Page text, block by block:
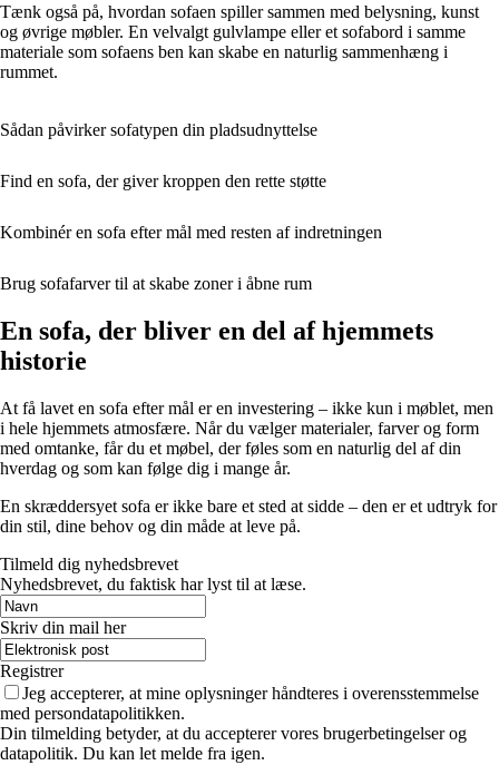
Tænk også på, hvordan sofaen spiller sammen med belysning, kunst
og øvrige møbler. En velvalgt gulvlampe eller et sofabord i samme
materiale som sofaens ben kan skabe en naturlig sammenhæng i
rummet.
Sådan påvirker sofatypen din pladsudnyttelse
Find en sofa, der giver kroppen den rette støtte
Kombinér en sofa efter mål med resten af indretningen
Brug sofafarver til at skabe zoner i åbne rum
En sofa, der bliver en del af hjemmets
historie
At få lavet en sofa efter mål er en investering – ikke kun i møblet, men
i hele hjemmets atmosfære. Når du vælger materialer, farver og form
med omtanke, får du et møbel, der føles som en naturlig del af din
hverdag og som kan følge dig i mange år.
En skræddersyet sofa er ikke bare et sted at sidde – den er et udtryk for
din stil, dine behov og din måde at leve på.
Tilmeld dig nyhedsbrevet
Nyhedsbrevet, du faktisk har lyst til at læse.
Skriv din mail her
Registrer
Jeg accepterer, at mine oplysninger håndteres i overensstemmelse
med persondatapolitikken.
Din tilmelding betyder, at du accepterer vores brugerbetingelser og
datapolitik. Du kan let melde fra igen.